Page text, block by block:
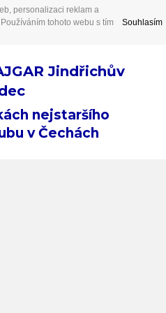
personalizaci reklam a
tohoto webu s tím
Souhlasím
Jindřichův
nejstaršího
v Čechách